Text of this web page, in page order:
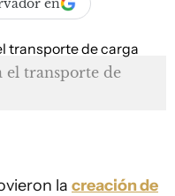
en
el transporte de
la creación de